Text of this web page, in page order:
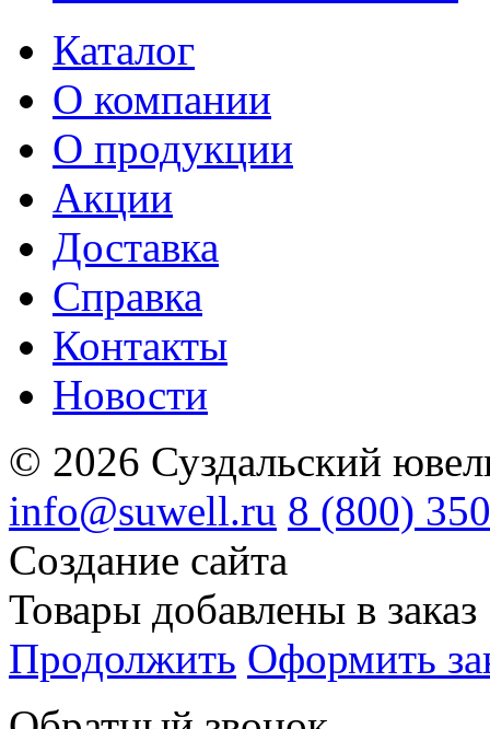
Каталог
О компании
О продукции
Акции
Доставка
Справка
Контакты
Новости
© 2026 Суздальский
info@suwell.ru 8 (800)
Создание сайта
Товары добавлены в заказ
Продолжить Оформить